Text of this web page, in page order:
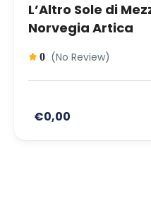
L’Altro Sole di
Norvegia Artica
0 (No Review)
€0,00